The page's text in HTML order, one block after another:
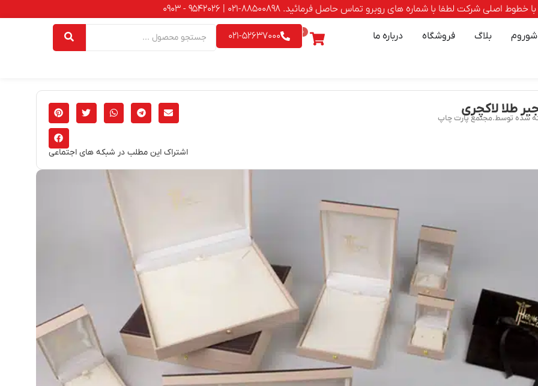
شرکت لطفا با شماره های روبرو تماس حاصل فرمائید. 88500898-021 | 9542026 - 0903
شوروم بلاگ فروشگاه
درباره ما
0
021-52637000
طلا لاکچری
شده توسط.مجتمع پارت چاپ
اشتراک این مطلب در شبکه های اجتماعی